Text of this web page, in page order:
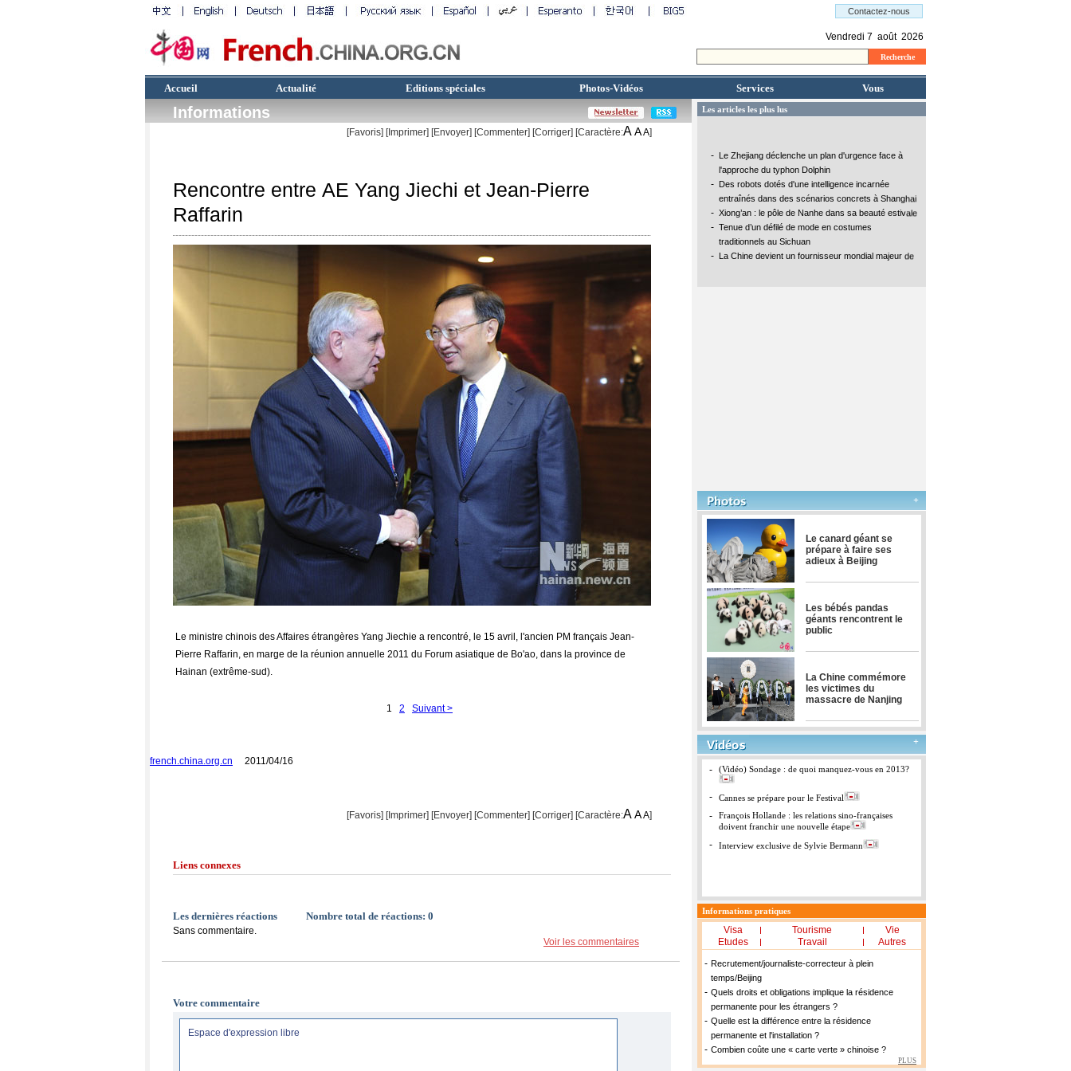
Accueil Actualité Editions spéciales Photos-Vidéos Services Vous
Informations
[Favoris] [Imprimer] [Envoyer] [Commenter] [Corriger] [Caractère:AAA]
Rencontre entre AE Yang Jiechi et Jean-Pierre
Raffarin
Le ministre chinois des Affaires étrangères Yang Jiechie a rencontré, le 15 avril, l'ancien PM français Jean-
Pierre Raffarin, en marge de la réunion annuelle 2011 du Forum asiatique de Bo'ao, dans la province de
Hainan (extrême-sud).
1 2 Suivant >
french.china.org.cn 2011/04/16
[Favoris] [Imprimer] [Envoyer] [Commenter] [Corriger] [Caractère:AAA]
Liens connexes
Les dernières réactions Nombre total de réactions: 0
Sans commentaire.
Voir les commentaires
Votre commentaire